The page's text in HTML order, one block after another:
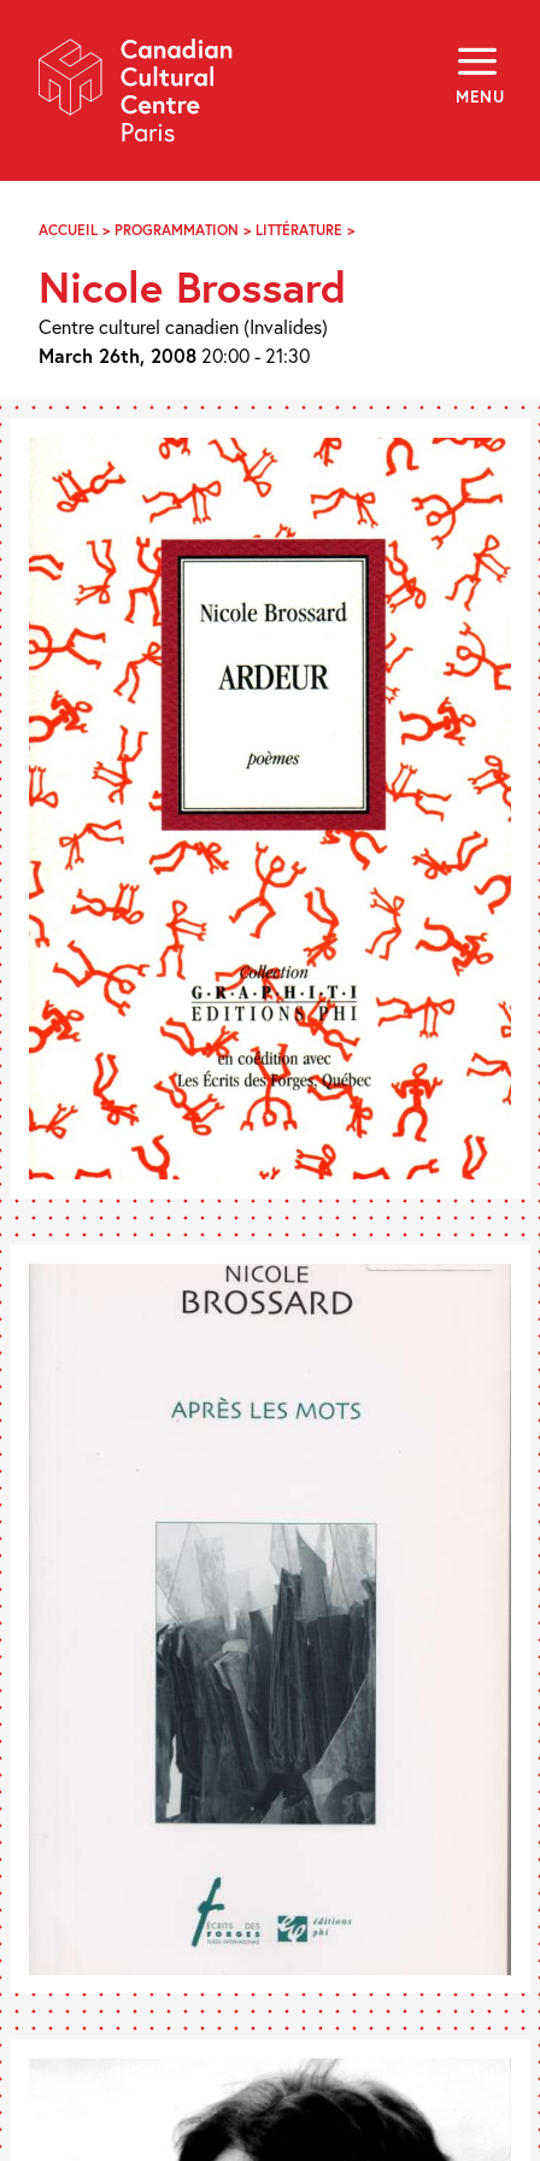
Navigation
MENU
About
Programming
Off-Site
Explore
Archives
f y
FR EN
ACCUEIL > PROGRAMMATION > LITTÉRATURE >
Nicole Brossard
Centre culturel canadien (Invalides)
March 26th, 2008 20:00 - 21:30